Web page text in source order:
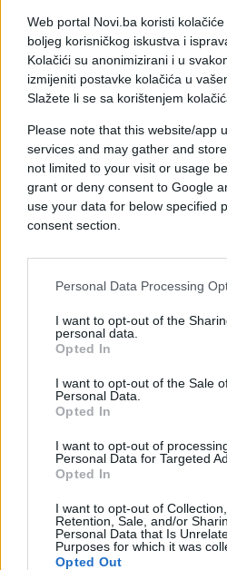
Web portal Novi.ba koristi
boljeg korisničkog iskustva i
Kolačići su anonimizirani i u
izmijeniti postavke kolačića u
Slažete li se sa korištenjem
Please note that this website/app
services and may gather and
not limited to your visit or usage
grant or deny consent to Google
use your data for below specified
consent section.
Personal Data Processing
I want to opt-out of the
personal data.
Opted In
I want to opt-out of the Sale
Personal Data.
Opted In
I want to opt-out of
Personal Data for Targeted
Opted In
I want to opt-out of Collection,
Retention, Sale, and/or
Personal Data that Is
Purposes for which it was
Opted Out
I oblik dlana i dužina prstiju
U obliku kvadrata -
ste matematičar, ali
probleme, imate jaku
osjećate.
Dugi dlan u obliku
volite avanture.
Kratki prsti - rođeni ste